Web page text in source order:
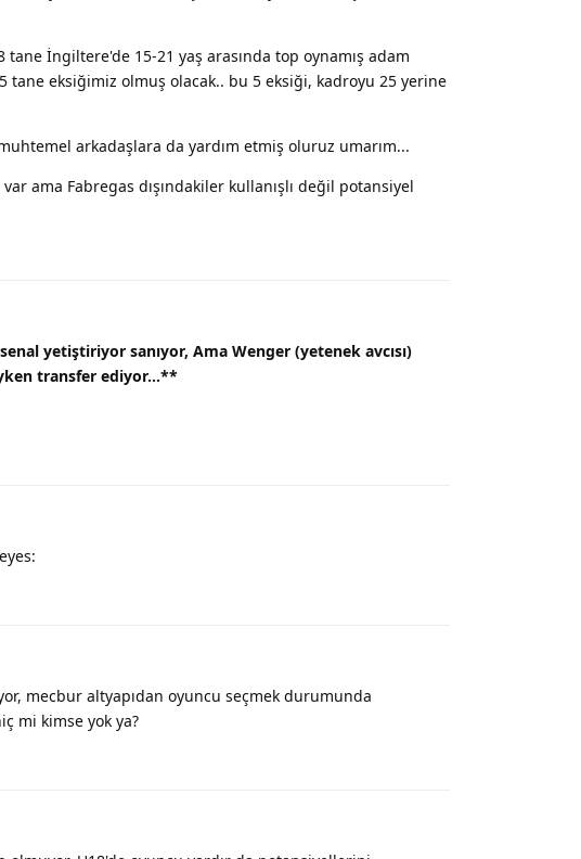
İngiltere'de 15-21 yaş arasında top oynamış adam
tane eksiğimiz olmuş olacak.. bu 5 eksiği, kadroyu 25 yerine
arkadaşlara da yardım etmiş oluruz umarım...
ama Fabregas dışındakiler kullanışlı değil potansiyel
yetiştiriyor sanıyor, Ama Wenger (yetenek avcısı)
transfer ediyor...**
mecbur altyapıdan oyuncu seçmek durumunda
mi kimse yok ya?